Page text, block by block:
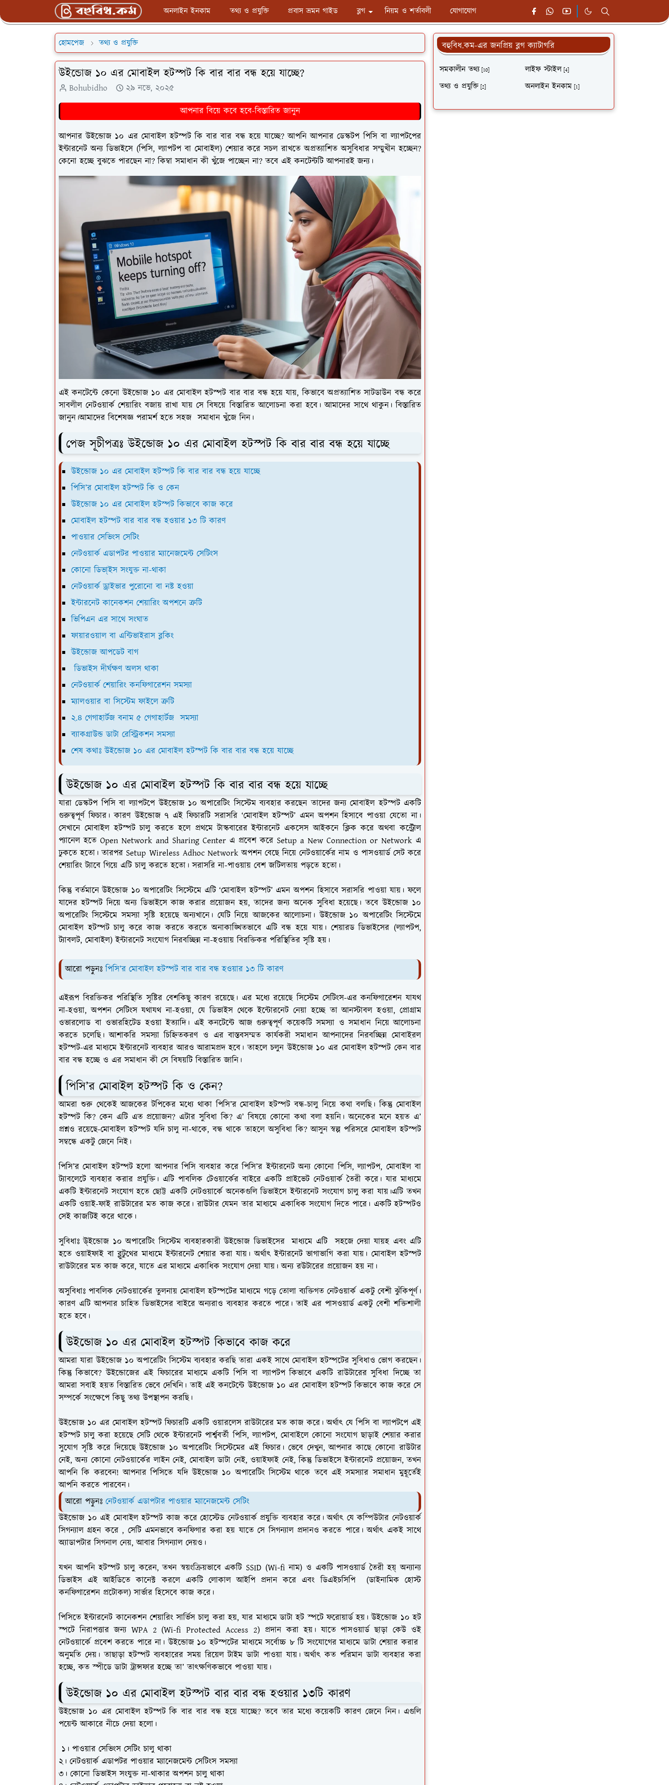
অনলাইন ইনকাম তথ্য ও প্রযুক্তি প্রবাস ভ্রমন গাইড ব্লগ নিয়ম ও শর্তাবলী যোগাযোগ
হোমপেজ তথ্য ও প্রযুক্তি
উইন্ডোজ ১০ এর মোবাইল হটস্পট কি বার বার বন্ধ হয়ে যাচ্ছে?
Bohubidho
২৯ নভে, ২০২৫
আপনার বিয়ে কবে হবে-বিস্তারিত জানুন
আপনার উইন্ডোজ ১০ এর মোবাইল হটস্পট কি বার বার বন্ধ হয়ে যাচ্ছে? আপনি আপনার ডেস্কটপ পিসি বা ল্যাপটপের
ইন্টারনেট অন্য ডিভাইসে (পিসি, ল্যাপটপ বা মোবাইল) শেয়ার করে সচল রাখতে অপ্রত্যাশিত অসুবিধার সম্মুখীন হচ্ছেন?
কেনো হচ্ছে বুঝতে পারছেন না? কিম্বা সমাধান কী খুঁজে পাচ্ছেন না? তবে এই কনটেন্টটি আপনারই জন্য।
এই কনটেন্টে কেনো উইন্ডোজ ১০ এর মোবাইল হটস্পট বার বার বন্ধ হয়ে যায়, কিভাবে অপ্রত্যাশিত সাটডাউন বন্ধ করে
সাবলীল নেটওয়ার্ক শেয়ারিং বজায় রাখা যায় সে বিষয়ে বিস্তারিত আলোচনা করা হবে। আমাদের সাথে থাকুন। বিস্তারিত
জানুন।আমাদের বিশেষজ্ঞ পরামর্শ হতে সহজ সমাধান খুঁজে নিন।
পেজ সূচীপত্রঃ উইন্ডোজ ১০ এর মোবাইল হটস্পট কি বার বার বন্ধ হয়ে যাচ্ছে
উইন্ডোজ ১০ এর মোবাইল হটস্পট কি বার বার বন্ধ হয়ে যাচ্ছে
পিসি’র মোবাইল হটস্পট কি ও কেন
উইন্ডোজ ১০ এর মোবাইল হটস্পট কিভাবে কাজ করে
মোবাইল হটস্পট বার বার বন্ধ হওয়ার ১৩ টি কারণ
পাওয়ার সেভিংস সেটিং
নেটওয়ার্ক এডাপটর পাওয়ার ম্যানেজমেন্ট সেটিংস
কোনো ডিভা্ইস সংযুক্ত না-থাকা
নেটওয়ার্ক ড্রাইভার পুরোনো বা নষ্ট হওয়া
ইন্টারনেট কানেকশন শেয়ারিং অপশনে ত্রুটি
ভিপিএন এর সাথে সংঘাত
ফায়ারওয়াল বা এন্টিভাইরাস ব্লকিং
উইন্ডোজ আপডেট বাগ
ডিভাইস দীর্ঘক্ষণ অলস থাকা
নেটওয়ার্ক শেয়ারিং কনফিগারেশন সমস্যা
ম্যালওয়ার বা সিস্টেম ফাইলে ত্রুটি
২.৪ গেগাহার্টজ বনাম ৫ গেগাহার্টজ সমস্যা
ব্যাকগ্রাউন্ড ডাটা রেস্ট্রিকশন সমস্যা
শেষ কথাঃ উইন্ডোজ ১০ এর মোবাইল হটস্পট কি বার বার বন্ধ হয়ে যাচ্ছে
উইন্ডোজ ১০ এর মোবাইল হটস্পট কি বার বার বন্ধ হয়ে যাচ্ছে
যারা ডেস্কটপ পিসি বা ল্যাপটপে উইন্ডোজ ১০ অপারেটিং সিস্টেম ব্যবহার করছেন তাদের জন্য মোবাইল হটস্পট একটি
গুরুত্বপূর্ণ ফিচার। কারণ উইন্ডোজ ৭ এই ফিচারটি সরাসরি ‘মোবাইল হটস্পট’ এমন অপশন হিসাবে পাওয়া যেতো না।
সেখানে মোবাইল হটস্পট চালু করতে হলে প্রথমে টাস্কবারের ইন্টারনেট একসেস আইকনে ক্লিক করে অথবা কন্ট্রোল
প্যানেল হতে Open Network and Sharing Center এ প্রবেশ করে Setup a New Connection or Network এ
ঢুকতে হতো। তারপর Setup Wireless Adhoc Network অপশন বেছে নিয়ে নেটওয়ার্কের নাম ও পাসওয়ার্ড সেট করে
শেয়ারিং ট্যাবে গিয়ে এটি চালু করতে হতো। সরাসরি না-পাওয়ায় বেশ জটিলতায় পড়তে হতো।
কিন্তু বর্তমানে উইন্ডোজ ১০ অপারেটিং সিস্টেমে এটি ‘মোবাইল হটস্পট’ এমন অপশন হিসাবে সরাসরি পাওয়া যায়। ফলে
যাদের হটস্পট দিয়ে অন্য ডিভাইসে কাজ করার প্রয়োজন হয়, তাদের জন্য অনেক সুবিধা হয়েছে। তবে উইন্ডোজ ১০
অপারেটিং সিস্টেমে সমস্যা সৃষ্টি হয়েছে অন্যখানে। যেটি নিয়ে আজকের আলোচনা। উইন্ডোজ ১০ অপারেটিং সিস্টেমে
মোবাইল হটস্পট চালু করে কাজ করতে করতে অনাকাঙ্খিতভাবে এটি বন্ধ হয়ে যায়। শেয়ারড ডিভাইসের (ল্যাপটপ,
ট্যাবলট, মোবাইল) ইন্টারনেট সংযোগ নিরবচ্ছিন্ন না-হওয়ায় বিরক্তিকর পরিস্থিতির সৃষ্টি হয়।
আরো পড়ুনঃপিসি’র মোবাইল হটস্পট বার বার বন্ধ হওয়ার ১৩ টি কারণ
এইরূপ বিরক্তিকর পরিস্থিতি সৃষ্টির বেশকিছু কারণ রয়েছে। এর মধ্যে রয়েছে সিস্টেম সেটিংস-এর কনফিগারেশন যাযথ
না-হওয়া, অপশন সেটিংস যথাযথ না-হওয়া, যে ডিভাইস থেকে ইন্টোরনেট নেয়া হচ্ছে তা আনস্টাবল হওয়া, প্রোগ্রাম
ওভারলোড বা ওভারহিটেড হওয়া ইত্যাদি। এই কনটেন্টে আজ গুরুত্বপূর্ণ কয়েকটি সমস্যা ও সমাধান নিয়ে আলোচনা
করতে চলেছি। আশাকরি সমস্যা চিহ্নিতকরণ ও এর বাস্তবসম্মত কার্যকরী সমাধান আপনাদের নিরবচ্ছিন্ন মোবাইরল
হটস্পট-এর মাধ্যমে ইন্টারনেট ব্যবহার আরও আরামপ্রদ হবে। তাহলে চলুন উইন্ডোজ ১০ এর মোবাইল হটস্পট কেন বার
বার বন্ধ হচ্ছে ও এর সমাধান কী সে বিষয়টি বিস্তারিত জানি।
পিসি’র মোবাইল হটস্পট কি ও কেন?
আমরা শুরু থেকেই আজকের টপিকের মধ্যে থাকা পিসি’র মোবাইল হটস্পট বন্ধ-চালু নিয়ে কথা বলছি। কিন্তু মোবাইল
হটস্পট কি? কেন এটি এত প্রয়োজন? এটার সুবিধা কি? এ’ বিষয়ে কোনো কথা বলা হয়নি। অনেকের মনে হয়ত এ’
প্রশ্নও রয়েছে-মোবাইল হটস্পট যদি চালু না-থাকে, বন্ধ থাকে তাহলে অসুবিধা কি? আসুন স্বল্প পরিসরে মোবাইল হটস্পট
সম্বন্ধে একটু জেনে নিই।
পিসি’র মোবাইল হটস্পট হলো আপনার পিসি ব্যবহার করে পিসি’র ইন্টারনেট অন্য কোনো পিসি, ল্যাপটপ, মোবাইল বা
ট্যাবলেটে ব্যবহার করার প্রযুক্তি। এটি পাবলিক টেওয়ার্কের বাইরে একটি প্রাইভেট নেটওয়ার্ক তৈরী করে। যার মাধ্যমে
একটি ইন্টারনেট সংযোগ হতে ছোট্ট একটি নেটওয়ার্কে অনেকগুলি ডিভাইসে ইন্টারনেট সংযোগ চালু করা যায়।এটি তখন
একটি ওয়াই-ফাই রাউটারের মত কাজ করে। রাউটার যেমন তার মাধ্যমে একাধিক সংযোগ দিতে পারে। একটি হটস্পটও
সেই কাজটিই করে থাকে।
সুবিধাঃ উ্ইন্ডোজ ১০ অপারেটিং সিস্টেম ব্যবহারকারী উইন্ডোজ ডিভাইসের মাধ্যমে এটি সহজে দেয়া যায়হ এবং এটি
হতে ওয়াইফাই বা ব্লুটুথের মাধ্যমে ইন্টারনেট শেয়ার করা যায়। অর্থাৎ ইন্টারনেট ভাগাভাগি করা যায়। মোবাইল হটস্পট
রাউটারের মত কাজ করে, যাতে এর মাধ্যমে একাধিক সংযোগ দেয়া যায়। অন্য রউটারের প্রয়োজন হয় না।
অসুবিধাঃ পাবলিক নেটওয়ার্কের তুলনায় মোবাইল হটস্পটের মাধ্যমে গড়ে তোলা ব্যক্তিগত নেটওয়ার্ক একটু বেশী ঝুঁকিপূর্ণ।
কারণ এটি আপনার চাহিত ডিভাইসের বাইরে অন্যরাও ব্যবহার করতে পারে। তাই এর পাসওয়ার্ড একটু বেশী শক্তিশালী
হতে হবে।
উইন্ডোজ ১০ এর মোবাইল হটস্পট কিভাবে কাজ করে
আমরা যারা উইন্ডোজ ১০ অপারেটিং সিস্টেম ব্যবহার করছি তারা একই সাথে মোবাইল হটস্পটের সুবিধাও ভোগ করছেন।
কিন্তু কিভাবে? উইন্ডোজের এই ফিচারের মাধ্যমে একটি পিসি বা ল্যাপটপ কিভাবে একটি রাউটারের সুবিধা দিচ্ছে তা
আমরা সবাই হয়ত বিস্তারিত ভেবে দেখিনি। তাই এই কনটেন্টে উইন্ডোজ ১০ এর মোবাইল হটস্পট কিভাবে কাজ করে সে
সম্পর্কে সংক্ষেপে কিছু তথ্য উপস্থাপন করছি।
উইন্ডোজ ১০ এর মোবাইল হটস্পট ফিচারটি একটি ওয়ারলেস রাউটারের মত কাজ করে। অর্থাৎ যে পিসি বা ল্যাপটপে এই
হটস্পট চালু করা হয়েছে সেটি থেকে ইন্টারনেট পার্শ্ববর্তী পিসি, ল্যাপটপ, মোবাইলে কোনো সংযোগ ছাড়াই শেয়ার করার
সুযোগ সৃষ্টি করে দিয়েছে উইন্ডোজ ১০ অপারেটিং সিস্টেমের এই ফিচার। ভেবে দেখুন, আপনার কাছে কোনো রাউটার
নেই, অন্য কোনো নেটওয়ার্কের লাইন নেই, মোবাইল ডাটা নেই, ওয়াইফাই নেই, কিন্তু ডিভাইসে ইন্টারনেট প্রয়োজন, তখন
আপনি কি করবেন! আপনার পিসিতে যদি উইন্ডোজ ১০ অপারেটিং সিস্টেম থাকে তবে এই সমস্যার সমাধান মুহূর্তেই
আপনি করতে পারবেন।
আরো পড়ুনঃ নেটওয়ার্ক এডাপটার পাওয়ার ম্যানেজমেন্ট সেটিং
উইন্ডোজ ১০ এই মোবাইল হটস্পট কাজ করে হোস্টেড নেটওয়ার্ক প্রযুক্তি ব্যবহার করে। অর্থাৎ যে কম্পিউটার নেটওয়ার্ক
সিগন্যাল গ্রহন করে , সেটি এমনভাবে কনফিগার করা হয় যাতে সে সিগন্যাল প্রদানও করতে পারে। অর্থাৎ একই সাথে
অ্যাডাপটার সিগনাল নেয়, আবার সিগন্যাল দেয়ও।
যখন আপনি হটস্পট চালু করেন, তখন স্বয়ংক্রিয়ভাবে একটি SSID (Wi-fi নাম) ও একটি পাসওয়ার্ড তৈরী হয়্ অন্যান্য
ডিভাইস এই আইডিতে কানেক্ট করলে একটি লোকাল আইপি প্রদান করে এবং ডিএইচসিপি (ডাইনামিক হোস্ট
কনফিগারেশন প্রটোকল) সার্ভার হিসেবে কাজ করে।
পিসিতে ইন্টারনেট কানেকশন শেয়ারিং সার্ভিস চালু করা হয়, যার মাধ্যমে ডাটা হট স্পটে ফরোয়ার্ড হয়। উইন্ডোজ ১০ হট
স্পটে নিরাপত্তার জন্য WPA 2 (Wi-fi Protected Access 2) প্রদান করা হয়। যাতে পাসওয়ার্ড ছাড়া কেউ ওই
নেটওয়ার্কে প্রবেশ করতে পারে না। উইন্ডোজ ১০ হটস্পটের মাধ্যমে সর্বোচ্চ ৮ টি সংযোগের মাধ্যমে ডাটা শেয়ার করার
অনুমতি দেয়। তাছাড়া হটস্পট ব্যবহারের সময় রিয়েল টাইম ডাটা পাওয়া যায়। অর্থাৎ কত পরিমান ডাটা ব্যবহার করা
হচ্ছে, কত স্পীডে ডাটা ট্রান্সফার হচ্ছে তা’ তাৎক্ষণিকভাবে পাওয়া যায়।
উইন্ডোজ ১০ এর মোবাইল হটস্পট বার বার বন্ধ হওয়ার ১৩টি কারণ
উইন্ডোজ ১০ এর মোবাইল হটস্পট কি বার বার বন্ধ হয়ে যাচ্ছে? তবে তার মধ্যে কয়েকটি কারণ জেনে নিন। এগুলি
পয়েন্ট আকারে নীচে দেয়া হলো।
১। পাওয়ার সেভিংস সেটিং চালু থাকা
২। নেটওয়ার্ক এডাপটর পাওয়ার ম্যানেজমেন্ট সেটিংস সমস্যা
৩। কোনো ডিভাইস সংযুক্ত না-থাকার অপশন চালু থাকা
বহুবিধ.কম-এর জনপ্রিয় ব্লগ ক্যাটাগরি
সমকালীন তথ্য [10] লাইফ স্টাইল [4]
তথ্য ও প্রযুক্তি [2] অনলাইন ইনকাম [1]